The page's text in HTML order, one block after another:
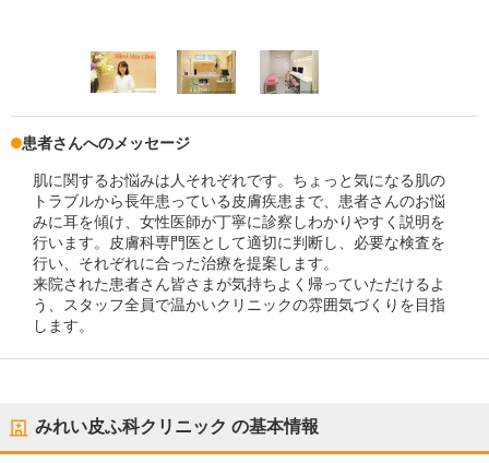
患者さんへのメッセージ
肌に関するお悩みは人それぞれです。ちょっと気になる肌の
トラブルから長年患っている皮膚疾患まで、患者さんのお悩
みに耳を傾け、女性医師が丁寧に診察しわかりやすく説明を
行います。皮膚科専門医として適切に判断し、必要な検査を
行い、それぞれに合った治療を提案します。
来院された患者さん皆さまが気持ちよく帰っていただけるよ
う、スタッフ全員で温かいクリニックの雰囲気づくりを目指
します。
みれい皮ふ科クリニック の基本情報